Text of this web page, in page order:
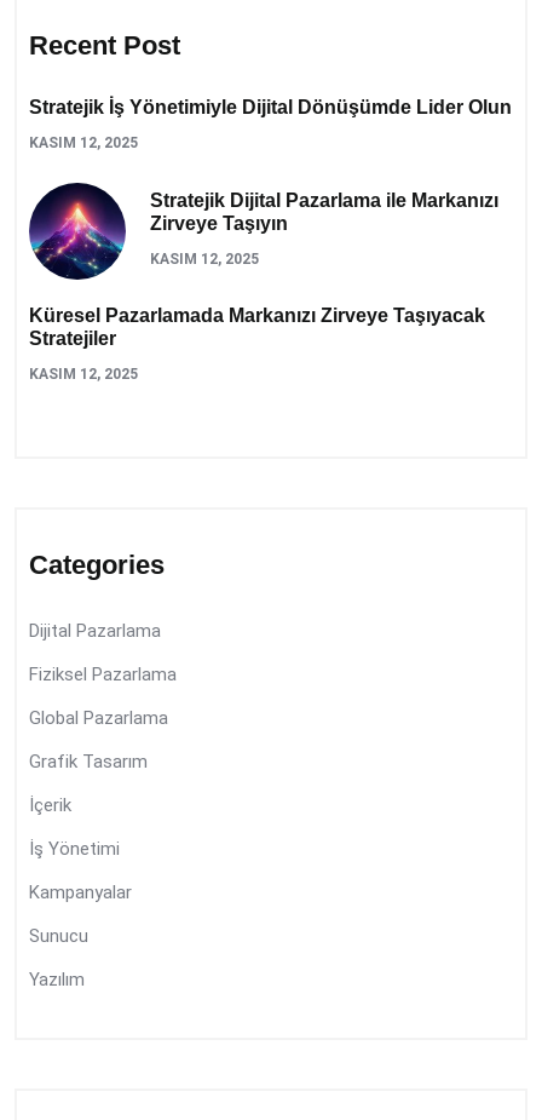
Recent Post
Stratejik İş Yönetimiyle Dijital Dönüşümde Lider Olun
KASIM 12, 2025
Stratejik Dijital Pazarlama ile Markanızı
Zirveye Taşıyın
KASIM 12, 2025
Küresel Pazarlamada Markanızı Zirveye Taşıyacak
Stratejiler
KASIM 12, 2025
Categories
Dijital Pazarlama
Fiziksel Pazarlama
Global Pazarlama
Grafik Tasarım
İçerik
İş Yönetimi
Kampanyalar
Sunucu
Yazılım